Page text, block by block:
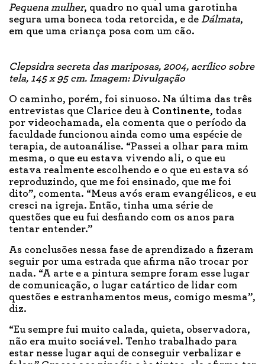
Pequena mulher, quadro no qual uma garotinha
segura uma boneca toda retorcida, e de Dálmata,
em que uma criança posa com um cão.
Clepsidra secreta das mariposas, 2004, acrílico sobre
tela, 145 x 95 cm. Imagem: Divulgação
O caminho, porém, foi sinuoso. Na última das três
entrevistas que Clarice deu à Continente, todas
por videochamada, ela comenta que o período da
faculdade funcionou ainda como uma espécie de
terapia, de autoanálise. “Passei a olhar para mim
mesma, o que eu estava vivendo ali, o que eu
estava realmente escolhendo e o que eu estava só
reproduzindo, que me foi ensinado, que me foi
dito”, comenta. “Meus avós eram evangélicos, e eu
cresci na igreja. Então, tinha uma série de
questões que eu fui desfiando com os anos para
tentar entender.”
As conclusões nessa fase de aprendizado a fizeram
seguir por uma estrada que afirma não trocar por
nada. “A arte e a pintura sempre foram esse lugar
de comunicação, o lugar catártico de lidar com
questões e estranhamentos meus, comigo mesma”,
diz.
“Eu sempre fui muito calada, quieta, observadora,
não era muito sociável. Tenho trabalhado para
estar nesse lugar aqui de conseguir verbalizar e